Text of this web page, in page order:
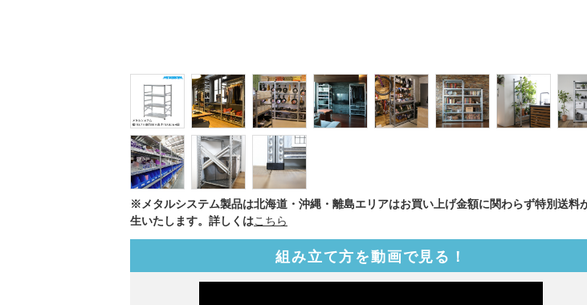
※メタルシステム製品は北海道・沖縄・離島エリアはお買い上げ金額に関わらず特別送料
生いたします。詳しくはこちら
組み立て方を動画で見る！